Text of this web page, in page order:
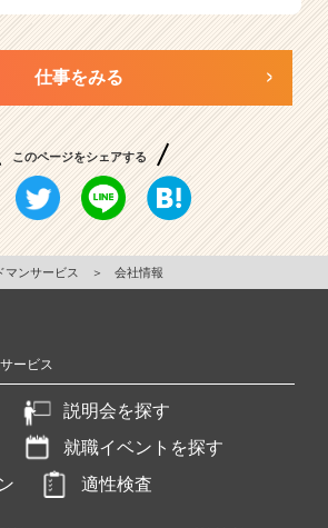
仕事をみる
このページをシェアする
マンサービス ＞ 会社情報
ービス
説明会を探す
就職イベントを探す
適性検査